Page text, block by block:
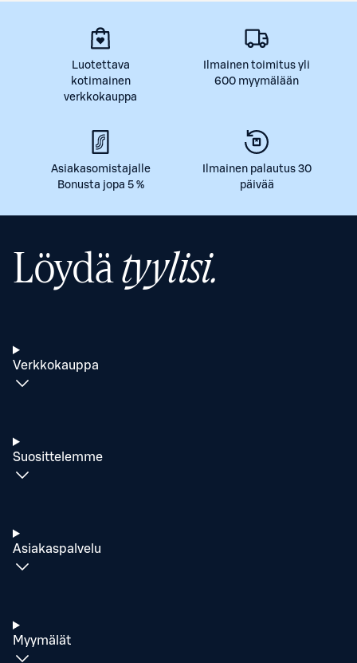
Luotettava
kotimainen
verkkokauppa
Ilmainen toimitus yli
600 myymälään
Asiakasomistajalle
Bonusta jopa 5 %
Ilmainen palautus 30
päivää
Löydätyylisi.
Verkkokauppa
Suosittelemme
Asiakaspalvelu
Myymälät